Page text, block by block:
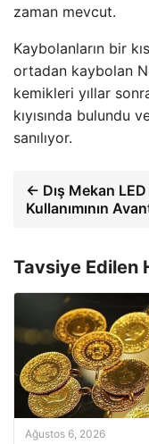
zaman mevcut.
Kaybolanların bir
ortadan kaybolan
kemikleri yıllar
kıyısında bulundu
sanılıyor.
← Dış Mekan
Kullanımının
Tavsiye Edilen
Ağustos 6, 2026